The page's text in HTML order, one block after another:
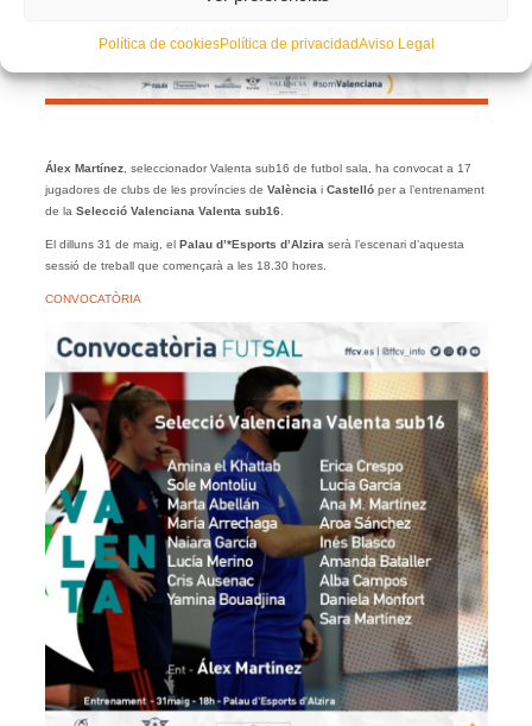
Política de cookiesPolítica de privacidadAviso Legal
Álex Martínez, seleccionador Valenta sub16 de futbol sala, ha convocat a 17
jugadores de clubs de les províncies de València i Castelló per a l’entrenament
de la Selecció Valenciana Valenta sub16
El dilluns 31 de maig, el Palau d’*Esports d’Alzira serà l’escenari d’aquesta
sessió de treball que començarà a les 18.30 hores.
CONVOCATÒRIA